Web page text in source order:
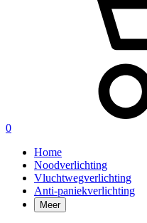
0
Home
Noodverlichting
Vluchtwegverlichting
Anti-paniekverlichting
Meer